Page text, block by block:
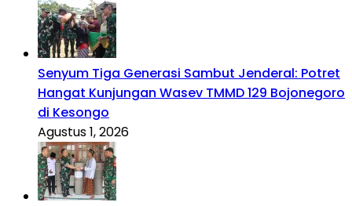
Senyum Tiga Generasi Sambut Jenderal: Potret
Hangat Kunjungan Wasev TMMD 129 Bojonegoro
di Kesongo
Agustus 1, 2026